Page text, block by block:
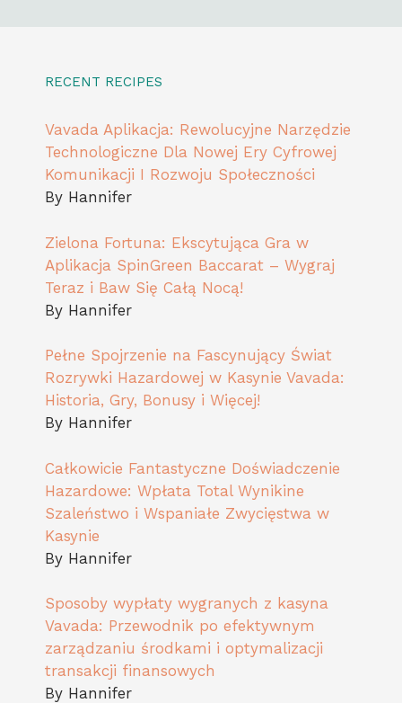
RECENT RECIPES
Vavada Aplikacja: Rewolucyjne Narzędzie
Technologiczne Dla Nowej Ery Cyfrowej
Komunikacji I Rozwoju Społeczności
By Hannifer
Zielona Fortuna: Ekscytująca Gra w
Aplikacja SpinGreen Baccarat – Wygraj
Teraz i Baw Się Całą Nocą!
By Hannifer
Pełne Spojrzenie na Fascynujący Świat
Rozrywki Hazardowej w Kasynie Vavada:
Historia, Gry, Bonusy i Więcej!
By Hannifer
Całkowicie Fantastyczne Doświadczenie
Hazardowe: Wpłata Total Wynikine
Szaleństwo i Wspaniałe Zwycięstwa w
Kasynie
By Hannifer
Sposoby wypłaty wygranych z kasyna
Vavada: Przewodnik po efektywnym
zarządzaniu środkami i optymalizacji
transakcji finansowych
By Hannifer